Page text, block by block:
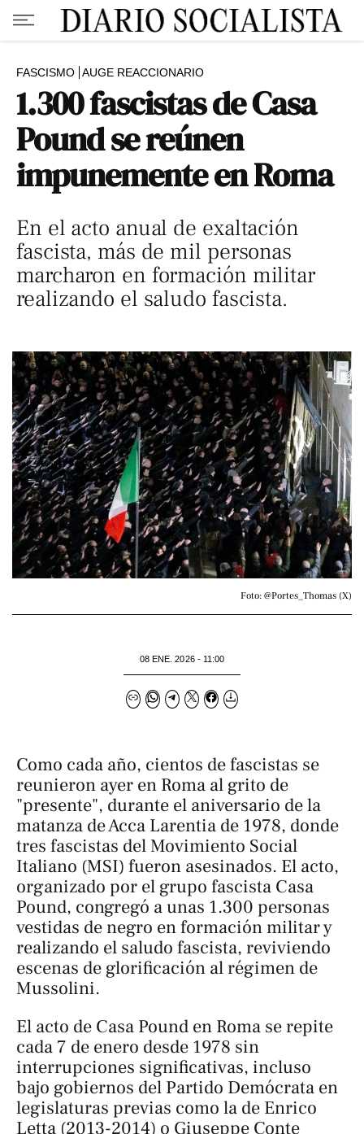
FASCISMO AUGE REACCIONARIO
1.300 fascistas de Casa
Pound se reúnen
impunemente en Roma
En el acto anual de exaltación
fascista, más de mil personas
marcharon en formación militar
realizando el saludo fascista.
Foto: @Portes_Thomas (X)
08 ENE. 2026 - 11:00
Como cada año, cientos de fascistas se
reunieron ayer en Roma al grito de
"presente", durante el aniversario de la
matanza de Acca Larentia de 1978, donde
tres fascistas del Movimiento Social
Italiano (MSI) fueron asesinados. El acto,
organizado por el grupo fascista Casa
Pound, congregó a unas 1.300 personas
vestidas de negro en formación militar y
realizando el saludo fascista, reviviendo
escenas de glorificación al régimen de
Mussolini.
El acto de Casa Pound en Roma se repite
cada 7 de enero desde 1978 sin
interrupciones significativas, incluso
bajo gobiernos del Partido Demócrata en
legislaturas previas como la de Enrico
Letta (2013-2014) o Giuseppe Conte